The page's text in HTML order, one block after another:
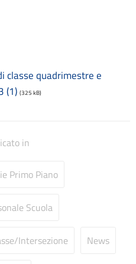
ai dipendenti
classe quadrimestre e
(1) (325 kB)
in
Primo Piano
Scuola
Intersezione News